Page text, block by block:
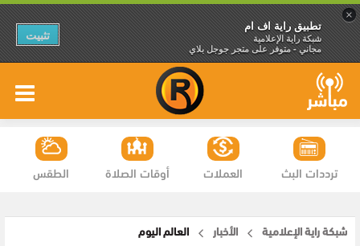
×
تطبيق راية اف ام
شبكة راية الإعلامية
مجاني - متوفر على متجر جوجل بلاي
تثبيت
الطقس أوقات الصلاة العملات ترددات البث
شبكة راية الإعلامية الأخبار العالم اليوم